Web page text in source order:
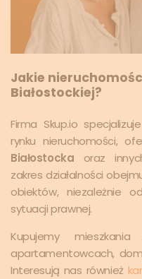
Jakie
Białostockiej?
Firma Skup.io
rynku nieruchomości,
Białostocka oraz
zakres działalności
obiektów, niezależnie
sytuacji prawnej.
Kupujemy
apartamentowcach,
Interesują nas również